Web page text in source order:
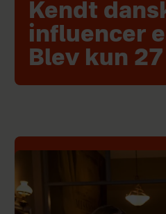
Kendt
influencer
Blev kun